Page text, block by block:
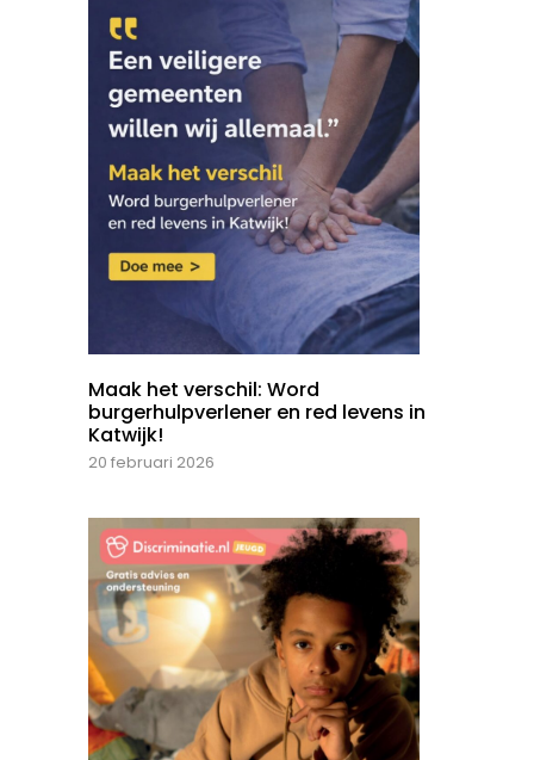
Maak het verschil: Word
burgerhulpverlener en red levens in
Katwijk!
20 februari 2026